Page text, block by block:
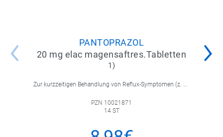
PANTOPRAZOL
20 mg elac magensaftres.Tabletten
1)
Zur kurzzeitigen Behandlung von Reflux-Symptomen (z. B. Sodbrennen, saures Aufstoßen) bei Erwachsenen.
PZN 10021871
14 ST